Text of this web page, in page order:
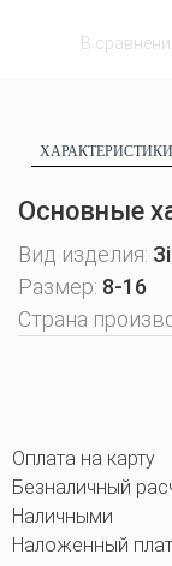
В
ХАРАКТЕРИСТИКИ
Основные
Вид изделия:
Размер: 8-16
Страна
Оплата на карту
Безналичный
Наличными
Наложенный